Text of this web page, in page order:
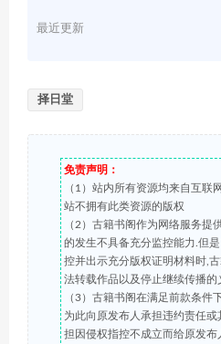
最近更新
择日堂
免责声明：
（1）站内所有资源均来自互联
站不拥有此类资源的版权
（2）古籍书阁作为网络服务提
的发生不具备充分监控能力.但
控并出示充分版权证明材料时,
法转载作品以及停止继续传播的
（3）古籍书阁在满足前款条件
为此向原发布人承担违约责任
担因侵权指控不成立而给原发